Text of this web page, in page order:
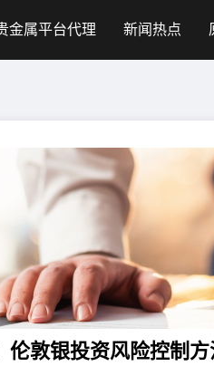
金属平台代理 新闻热点
伦敦银投资风险控制